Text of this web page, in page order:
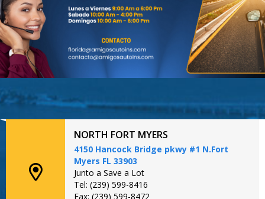
NORTH FORT MYERS
4150 Hancock Bridge pkwy #1 N.Fort
Myers FL 33903
Junto a Save a Lot
Tel: (239) 599-8416
Fax: (239) 599-8472